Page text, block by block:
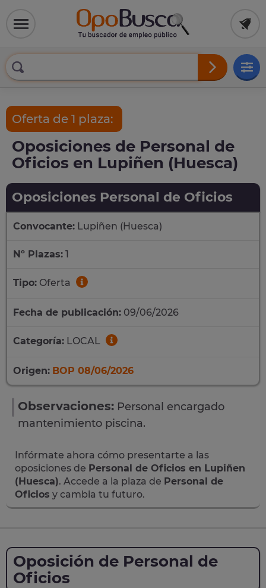
Oferta de 1 plaza:
Oposiciones de Personal de
Oficios en Lupiñen (Huesca)
Oposiciones Personal de Oficios
Convocante: Lupiñen (Huesca)
Nº Plazas: 1
Tipo: Oferta
Fecha de publicación: 09/06/2026
Categoría: LOCAL
Origen: BOP 08/06/2026
Observaciones: Personal encargado
mantenimiento piscina.
Infórmate ahora cómo presentarte a las
oposiciones de Personal de Oficios en Lupiñen
(Huesca). Accede a la plaza de Personal de
Oficios y cambia tu futuro.
Oposición de Personal de
Oficios